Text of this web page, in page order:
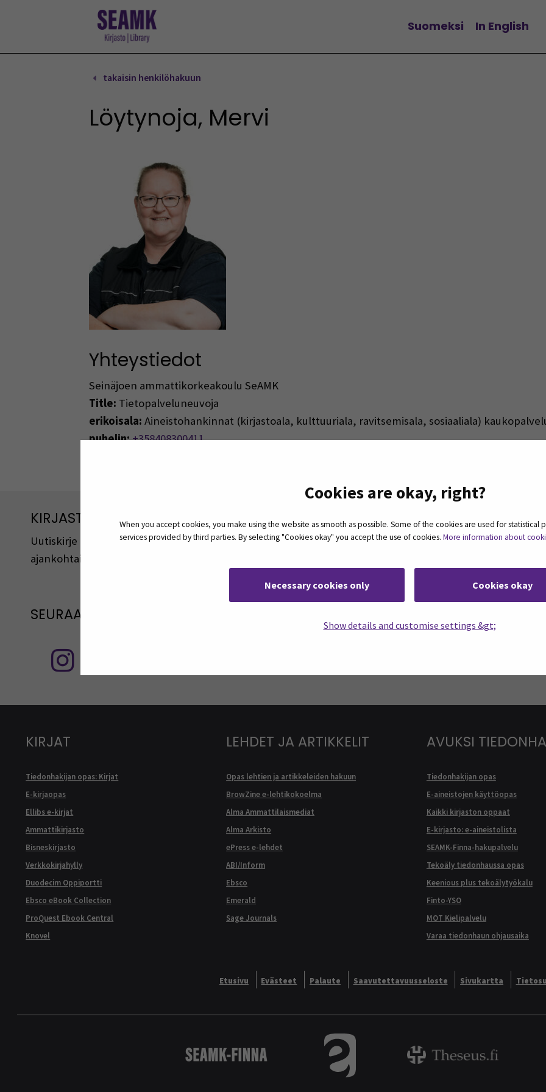
Cookies are okay, right?
When you accept cookies, you make using the website as smooth as possible. Some of the cookies are used for statistical
services provided by third parties. By selecting "Cookies okay" you accept the use of cookies. More information about
Necessary cookies only Cookies okay
Show details and customise settings &gt;
Change language
Suomeksi In English
takaisin henkilöhakuun
Löytynoja, Mervi
Yhteystiedot
Seinäjoen ammattikorkeakoulu SeAMK
Title: Tietopalveluneuvoja
erikoisala: Aineistohankinnat (kirjastoala, kulttuuriala, ravitsemisala, sosiaaliala)
puhelin:+358408300411
KIRJASTON UUTISKIRJE
Uutiskirje ilmestyy 6 kertaa vuodessa. Se on kooste kirjaston
ajankohtaisista asioista, uusista palveluista ja aineistoista.
SEURAA MEITÄ SOSIAALISESSA MEDIASSA
KIRJAT
Tiedonhakijan opas: Kirjat
E-kirjaopas
Ellibs e-kirjat
Ammattikirjasto
Bisneskirjasto
Verkkokirjahylly
Duodecim Oppiportti
Ebsco eBook Collection
ProQuest Ebook Central
Knovel
LEHDET JA ARTIKKELIT
Opas lehtien ja artikkeleiden hakuun
BrowZine e-lehtikokoelma
Alma Ammattilaismediat
Alma Arkisto
ePress e-lehdet
ABI/Inform
Ebsco
Emerald
Sage Journals
AVUKSI
Tiedonhakijan opas
E-aineistojen käyttöopas
Kaikki kirjaston oppaat
E-kirjasto: e-aineistolista
SEAMK-Finna-hakupalvelu
Tekoäly tiedonhaussa opas
Keenious plus tekoälytyökalu
Finto-YSO
MOT Kielipalvelu
Varaa tiedonhaun ohjausaika
Etusivu Evästeet Palaute Saavutettavuusseloste Sivukartta
Logo Tietokannat aakkosittain.Theseus -